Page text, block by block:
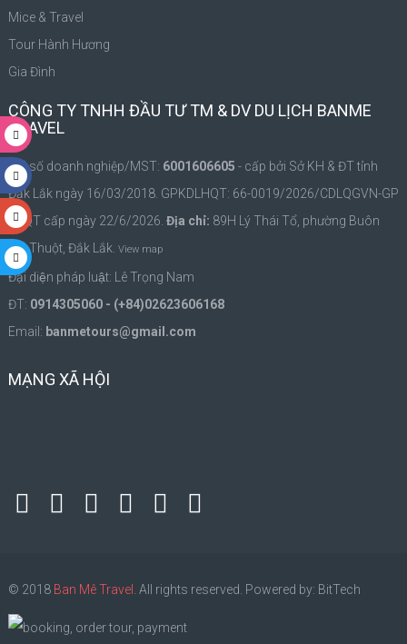
Mice & Travel
Tour Hành Hương
Gia Đình
CÔNG TY TNHH ĐẦU TƯ TM & DV DU LỊCH BANME
TRAVEL
Mã số doanh nghiệp/MST: 6001606605 - cấp bởi Sở KH & ĐT tỉnh
Đắk Lắk ngày 16/03/2018. GPKDLHQT: 66-0019/2026/CDLQGVN-GP
LHQT cấp ngày 22/6/2026. Địa chỉ: 89H Lý Thái Tổ, phường Buôn
Ma Thuột, Đắk Lắk. View map
Đại diện pháp luật: Lê Trọng Nam
ĐT: 0914305060 - (+84)02623606168
Email: banmetours@gmail.com
MẠNG XÃ HỘI
© 2018 Ban Mê Travel All rights reserved Powered by: BitTech